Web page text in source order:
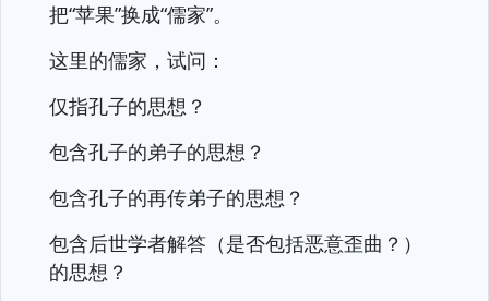
把“苹果”换成“儒家”。
这里的儒家，试问：
仅指孔子的思想？
包含孔子的弟子的思想？
包含孔子的再传弟子的思想？
包含后世学者解答（是否包括恶意歪曲？）
的思想？